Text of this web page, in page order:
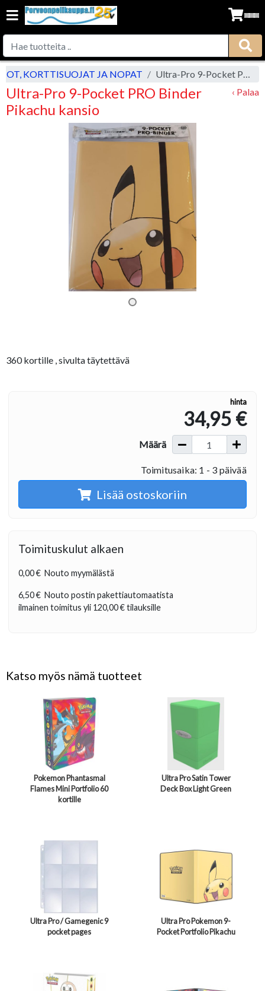
KORTTISUOJAT JA NOPAT Ultra-Pro 9-Pocket PRO Binder Pikachu kansio
Ultra-Pro 9-Pocket PRO Binder
Pikachu kansio
‹ Palaa
360 kortille , sivulta täytettävä
hinta
34,95 €
Määrä
Toimitusaika: 1 - 3 päivää
Lisää ostoskoriin
Toimituskulut alkaen
0,00 € Nouto myymälästä
6,50 € Nouto postin pakettiautomaatista
ilmainen toimitus yli 120,00 €tilauksille
Katso myös nämä tuotteet
Pokemon Phantasmal
Flames Mini Portfolio 60
kortille
Ultra Pro Satin Tower
Deck Box Light Green
Ultra Pro / Gamegenic 9
pocket pages
Ultra Pro Pokemon 9-
Pocket Portfolio Pikachu